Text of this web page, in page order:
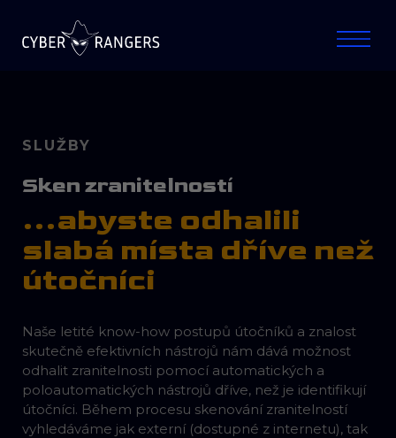
SLUŽBY
Sken zranitelností
...abyste odhalili
slabá místa dříve než
útočníci
Naše letité know-how postupů útočníků a znalost
skutečně efektivních nástrojů nám dává možnost
odhalit zranitelnosti pomocí automatických a
poloautomatických nástrojů dříve, než je identifikují
útočníci. Během procesu skenování zranitelností
vyhledáváme jak externí (dostupné z internetu), tak